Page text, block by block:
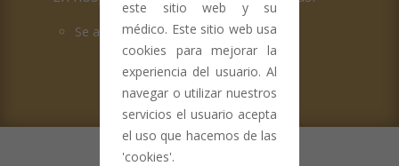
Se aplica de forma gratuita a los niños.
este sitio web y su
médico. Este sitio web usa
cookies para mejorar la
experiencia del usuario. Al
navegar o utilizar nuestros
servicios el usuario acepta
el uso que hacemos de las
'cookies'.